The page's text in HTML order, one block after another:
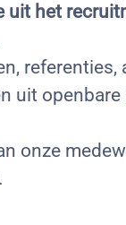
uit het
uit
onze